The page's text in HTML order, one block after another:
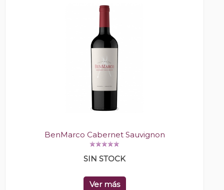
BenMarco Cabernet Sauvignon
SIN STOCK
Ver más